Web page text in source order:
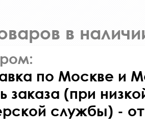
в
по Москве и
заказа (при
службы) -